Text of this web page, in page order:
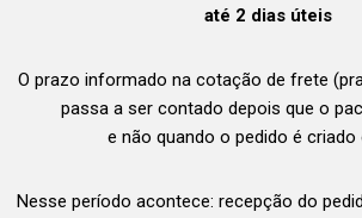
até 2 dias úteis
O prazo informado na cotação de frete
passa a ser contado depois que o
e não quando o pedido é criado
Nesse período acontece: recepção do